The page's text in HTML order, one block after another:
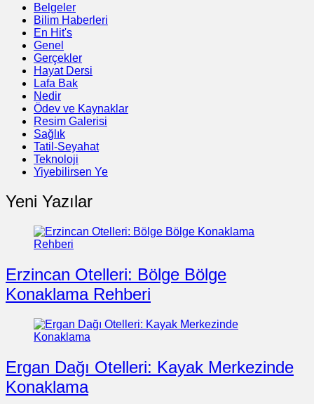
Belgeler
Bilim Haberleri
En Hit's
Genel
Gerçekler
Hayat Dersi
Lafa Bak
Nedir
Ödev ve Kaynaklar
Resim Galerisi
Sağlık
Tatil-Seyahat
Teknoloji
Yiyebilirsen Ye
Yeni Yazılar
Erzincan Otelleri: Bölge Bölge
Konaklama Rehberi
Ergan Dağı Otelleri: Kayak Merkezinde
Konaklama